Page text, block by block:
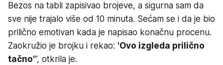
Bezos na tabli zapisivao brojeve, a sigurna sam da
sve nije trajalo više od 10 minuta. Sećam se i da je bio
prilično emotivan kada je napisao konačnu procenu.
Zaokružio je brojku i rekao: 'Ovo izgleda prilično
tačno'”, otkrila je.